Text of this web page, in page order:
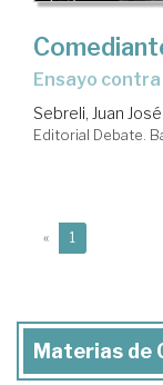
ensayo
Sebreli, Juan José
Editorial Debate.
« 1
Materias de